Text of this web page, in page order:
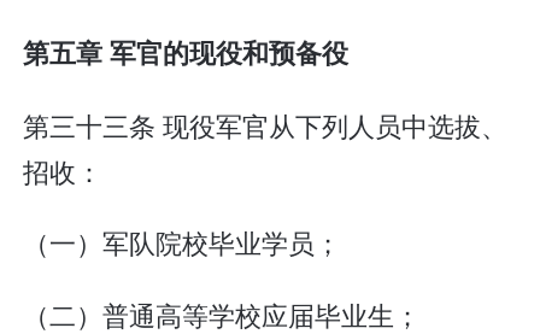
第五章 军官的现役和预备役
第三十三条 现役军官从下列人员中选拔、
招收：
（一）军队院校毕业学员；
（二）普通高等学校应届毕业生；